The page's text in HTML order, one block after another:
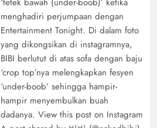
menghadiri perjumpaan dengan
Entertainment Tonight. Di dalam foto
yang dikongsikan di instagramnya,
BIBI berlutut di atas sofa dengan baju
‘crop top’nya melengkapkan fesyen
‘under-boob’ sehingga hampir-
hampir menyembulkan buah
dadanya. View this post on Instagram